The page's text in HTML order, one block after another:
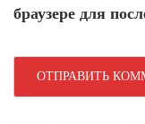
браузере для